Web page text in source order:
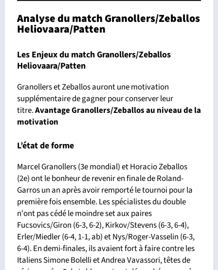
Analyse du match Granollers/Zeballos
Heliovaara/Patten
Les Enjeux du match Granollers/Zeballos
Heliovaara/Patten
Granollers et Zeballos auront une motivation
supplémentaire de gagner pour conserver leur
titre.Avantage Granollers/Zeballosau niveau de la
motivation
L’état de forme
Marcel Granollers (3e mondial) et Horacio Zeballos
(2e) ont le bonheur de revenir en finale de Roland-
Garros un an après avoir remporté le tournoi pour la
première fois ensemble. Les spécialistes du double
n'ont pas cédé le moindre set aux paires
Fucsovics/Giron (6-3, 6-2), Kirkov/Stevens (6-3, 6-4),
Erler/Miedler (6-4, 1-1, ab) et Nys/Roger-Vasselin (6-3,
6-4). En demi-finales, ils avaient fort à faire contre les
Italiens Simone Bolelli et Andrea Vavassori, têtes de